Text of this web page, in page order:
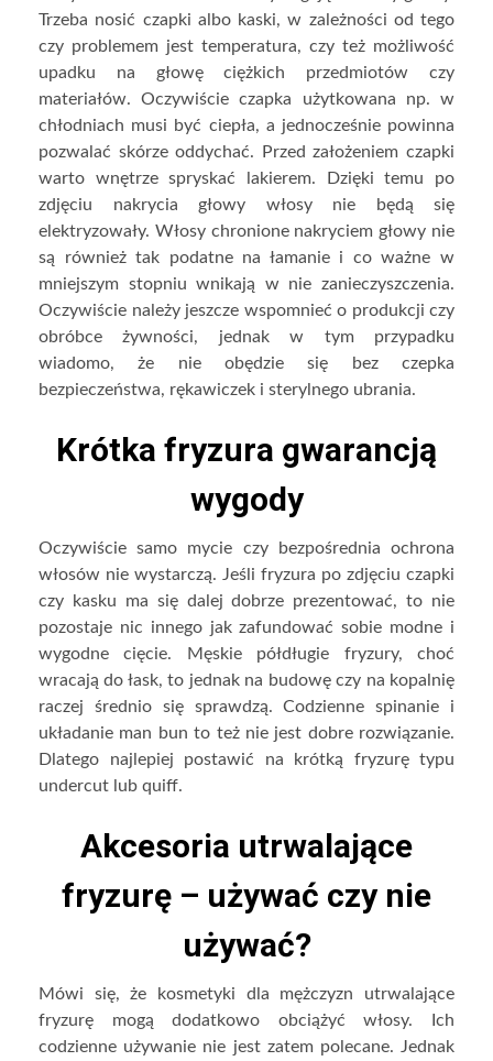
Trzeba nosić czapki albo kaski, w zależności od tego
czy problemem jest temperatura, czy też możliwość
upadku na głowę ciężkich przedmiotów czy
materiałów. Oczywiście czapka użytkowana np. w
chłodniach musi być ciepła, a jednocześnie powinna
pozwalać skórze oddychać. Przed założeniem czapki
warto wnętrze spryskać lakierem. Dzięki temu po
zdjęciu nakrycia głowy włosy nie będą się
elektryzowały. Włosy chronione nakryciem głowy nie
są również tak podatne na łamanie i co ważne w
mniejszym stopniu wnikają w nie zanieczyszczenia.
Oczywiście należy jeszcze wspomnieć o produkcji czy
obróbce żywności, jednak w tym przypadku
wiadomo, że nie obędzie się bez czepka
bezpieczeństwa, rękawiczek i sterylnego ubrania.
Krótka fryzura gwarancją
wygody
Oczywiście samo mycie czy bezpośrednia ochrona
włosów nie wystarczą. Jeśli fryzura po zdjęciu czapki
czy kasku ma się dalej dobrze prezentować, to nie
pozostaje nic innego jak zafundować sobie modne i
wygodne cięcie. Męskie półdługie fryzury, choć
wracają do łask, to jednak na budowę czy na kopalnię
raczej średnio się sprawdzą. Codzienne spinanie i
układanie man bun to też nie jest dobre rozwiązanie.
Dlatego najlepiej postawić na krótką fryzurę typu
undercut lub quiff.
Akcesoria utrwalające
fryzurę – używać czy nie
używać?
Mówi się, że kosmetyki dla mężczyzn utrwalające
fryzurę mogą dodatkowo obciążyć włosy. Ich
codzienne używanie nie jest zatem polecane. Jednak